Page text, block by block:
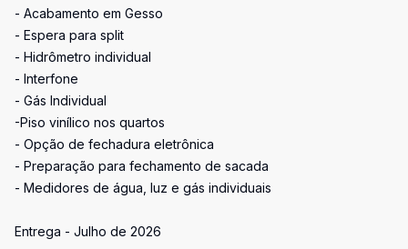
- Acabamento em Gesso
- Espera para split
- Hidrômetro individual
- Interfone
- Gás Individual
-Piso vinílico nos quartos
- Opção de fechadura eletrônica
- Preparação para fechamento de sacada
- Medidores de água, luz e gás individuais
Entrega - Julho de 2026